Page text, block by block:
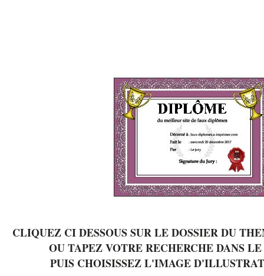
CLIQUEZ CI DESSOUS SUR LE DOSSIER DU
OU TAPEZ VOTRE RECHERCHE DANS
PUIS CHOISISSEZ L'IMAGE